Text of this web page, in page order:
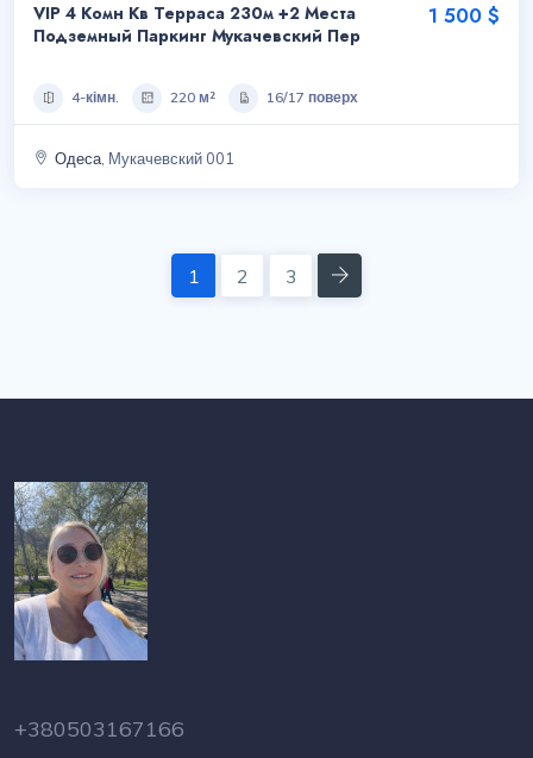
VIP 4 Комн Кв Терраса 230м +2 Места
Подземный Паркинг Мукачевский Пер
1 500 $
4-кімн. 220 м² 16/17 поверх
Одеса , Мукачевский 001
1 2 3 Next
+380503167166